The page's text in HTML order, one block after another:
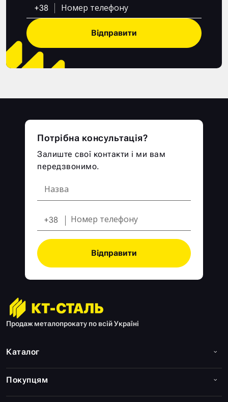
+38
Відправити
Продаж металопрокату по всій Україні
Каталог
Покупцям
Потрібна консультація?
Залиште свої контакти і ми вам
передзвонимо.
+38
Відправити